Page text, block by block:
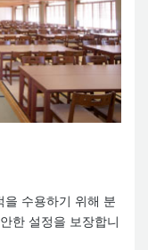
을 수용하기 위해 분
한 설정을 보장합니